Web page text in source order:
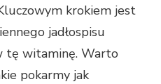
krokiem jest
jadłospisu
tę witaminę. Warto
pokarmy jak